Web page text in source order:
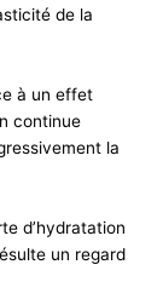
de la
à un effet
continue
la
d’hydratation
un regard